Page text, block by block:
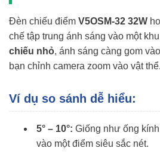
Đèn chiếu điểm V5OSM-32 32W
chế tập trung ánh sáng vào một
chiếu nhỏ, ánh sáng càng gom
bạn chỉnh camera zoom vào vật thể.
Ví dụ so sánh dễ hiểu:
5° – 10°: Giống như ống
vào một điểm siêu sắc nét.